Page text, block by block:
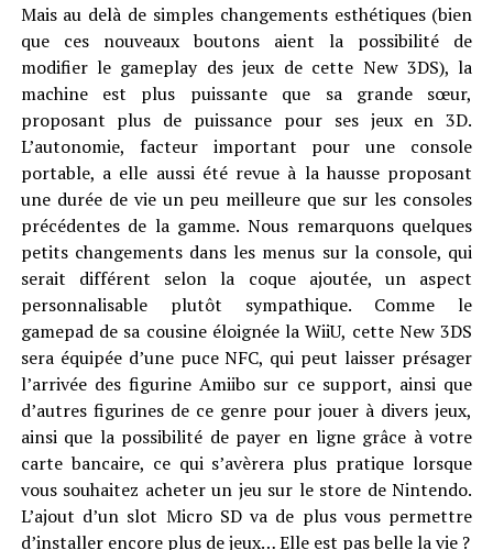
Mais au delà de simples changements esthétiques (bien
que ces nouveaux boutons aient la possibilité de
modifier le gameplay des jeux de cette New 3DS), la
machine est plus puissante que sa grande sœur,
proposant plus de puissance pour ses jeux en 3D.
L’autonomie, facteur important pour une console
portable, a elle aussi été revue à la hausse proposant
une durée de vie un peu meilleure que sur les consoles
précédentes de la gamme. Nous remarquons quelques
petits changements dans les menus sur la console, qui
serait différent selon la coque ajoutée, un aspect
personnalisable plutôt sympathique. Comme le
gamepad de sa cousine éloignée la WiiU, cette New 3DS
sera équipée d’une puce NFC, qui peut laisser présager
l’arrivée des figurine Amiibo sur ce support, ainsi que
d’autres figurines de ce genre pour jouer à divers jeux,
ainsi que la possibilité de payer en ligne grâce à votre
carte bancaire, ce qui s’avèrera plus pratique lorsque
vous souhaitez acheter un jeu sur le store de Nintendo.
L’ajout d’un slot Micro SD va de plus vous permettre
d’installer encore plus de jeux… Elle est pas belle la vie ?